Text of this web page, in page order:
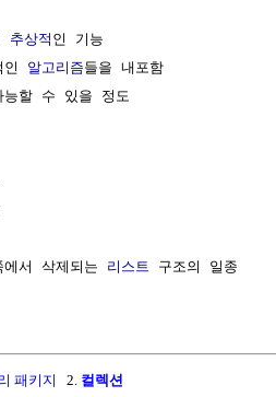
추상적 인 기능
인 알고리즘들을 내포함
할 수 있을 정도
서 삭제되는 리스트
구조의 일종
패키지 2. 컬렉션